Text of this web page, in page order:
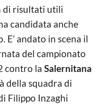
di risultati utili
candidata anche
andato in scena il
del campionato
contro la Salernitana
della squadra di
Filippo Inzaghi